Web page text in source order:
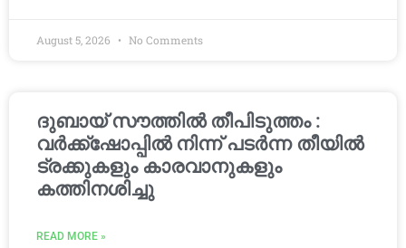
August 5, 2026 No Comments
ദുബായ് സൗത്തിൽ തീപിടുത്തം :
വർക്ക്‌ഷോപ്പിൽ നിന്ന് പടർന്ന തീയിൽ
ട്രക്കുകളും കാരവാനുകളും
കത്തിനശിച്ചു
READ MORE »